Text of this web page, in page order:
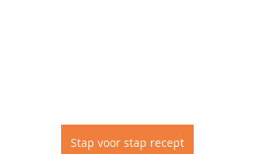
Stap voor stap recept